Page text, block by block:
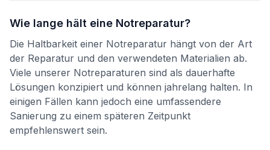
Wie lange hält eine Notreparatur?
Die Haltbarkeit einer Notreparatur hängt von der Art
der Reparatur und den verwendeten Materialien ab.
Viele unserer Notreparaturen sind als dauerhafte
Lösungen konzipiert und können jahrelang halten. In
einigen Fällen kann jedoch eine umfassendere
Sanierung zu einem späteren Zeitpunkt
empfehlenswert sein.